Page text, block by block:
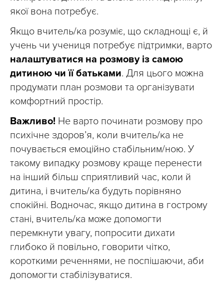
якої вона потребує.
Якщо вчитель/ка розуміє, що складнощі є, й
учень чи учениця потребує підтримки, варто
налаштуватися на розмову із самою
дитиною чи її батьками. Для цього можна
продумати план розмови та організувати
комфортний простір.
Важливо! Не варто починати розмову про
психічне здоров’я, коли вчитель/ка не
почувається емоційно стабільним/ною. У
такому випадку розмову краще перенести
на інший більш сприятливий час, коли й
дитина, і вчитель/ка будуть порівняно
спокійні. Водночас, якщо дитина в гострому
стані, вчитель/ка може допомогти
перемкнути увагу, попросити дихати
глибоко й повільно, говорити чітко,
короткими реченнями, не поспішаючи, аби
допомогти стабілізуватися.